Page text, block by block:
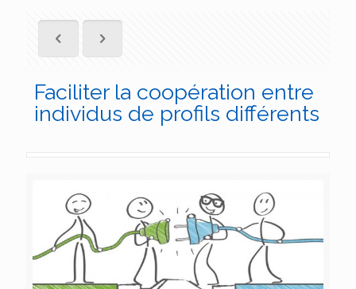
Faciliter la coopération entre
individus de profils différents